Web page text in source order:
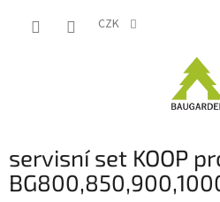
CZK
servisní set KOOP